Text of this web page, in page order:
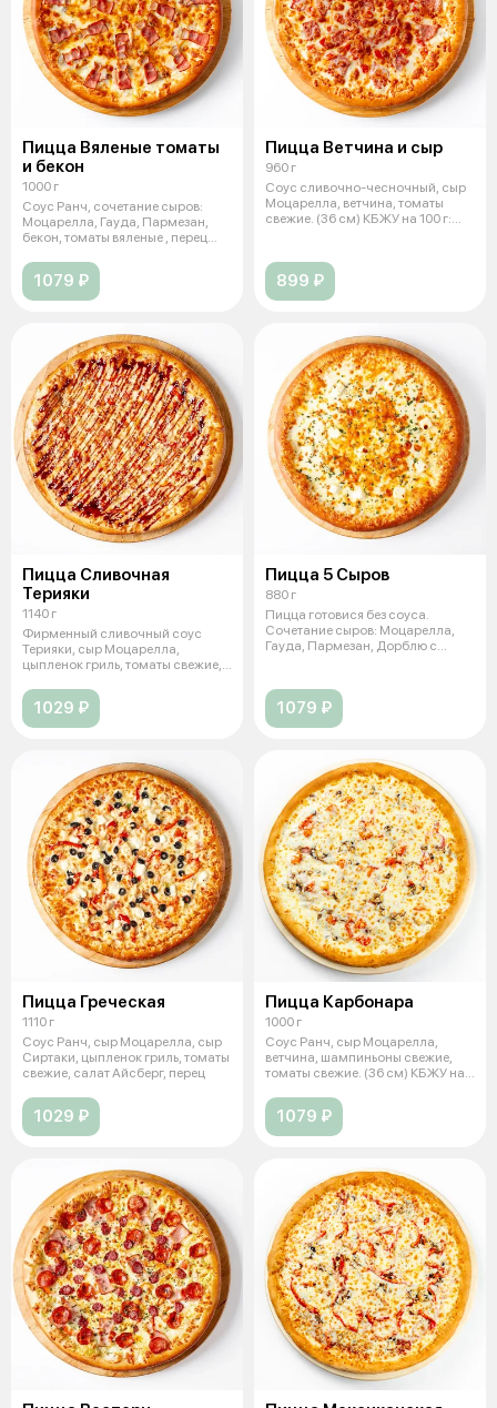
Пицца Вяленые томаты
и бекон
1000 г
Соус Ранч, сочетание сыров:
Моцарелла, Гауда, Пармезан,
бекон, томаты вяленые , перец
1079 ₽
Пицца Ветчина и сыр
960 г
Соус сливочно-чесночный, сыр
Моцарелла, ветчина, томаты
свежие. (36 см) КБЖУ на 100 г:
899 ₽
Пицца Сливочная
Терияки
1140 г
Фирменный сливочный соус
Терияки, сыр Моцарелла,
цыпленок гриль, томаты свежие,
1029 ₽
Пицца 5 Сыров
880 г
Пицца готовися без соуса.
Сочетание сыров: Моцарелла,
Гауда, Пармезан, Дорблю с
1079 ₽
Пицца Греческая
1110 г
Соус Ранч, сыр Моцарелла, сыр
Сиртаки, цыпленок гриль, томаты
свежие, салат Айсберг, перец
1029 ₽
Пицца Карбонара
1000 г
Соус Ранч, сыр Моцарелла,
ветчина, шампиньоны свежие,
томаты свежие. (36 см) КБЖУ на
1079 ₽